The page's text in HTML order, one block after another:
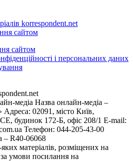
korrespondent.net
сайтом
сайтом
і персональних даних
медіа Назва онлайн-медіа –
Адреса: 02091, місто Київ,
172-Б, офіс 208/1 E-mail:
Телефон: 044-205-43-00
– R40-06068
матеріалів, розміщених на
за умови посилання на